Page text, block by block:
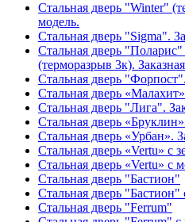
Стальная дверь "Winter"
модель.
Стальная дверь "Sigma".
Стальная дверь
(терморазрыв 3к).
Стальная дверь
Стальная дверь
Стальная дверь "Лига".
Стальная дверь
Стальная дверь «Урбан».
Стальная дверь «Vertu» с
Стальная дверь «Vertu» с
Стальная дверь "Бастион"
Стальная дверь "Бастион"
Стальная дверь "Ferrum"